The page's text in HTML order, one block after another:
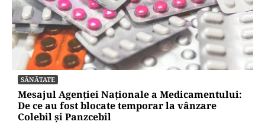
POLITICĂ
Ciprian Șerban îl acuză pe Ilie Bolojan de
dezinformare în scandalul proiectului Bala II:
„A fost blocat de Comisia Europeană, nu
abandonat”